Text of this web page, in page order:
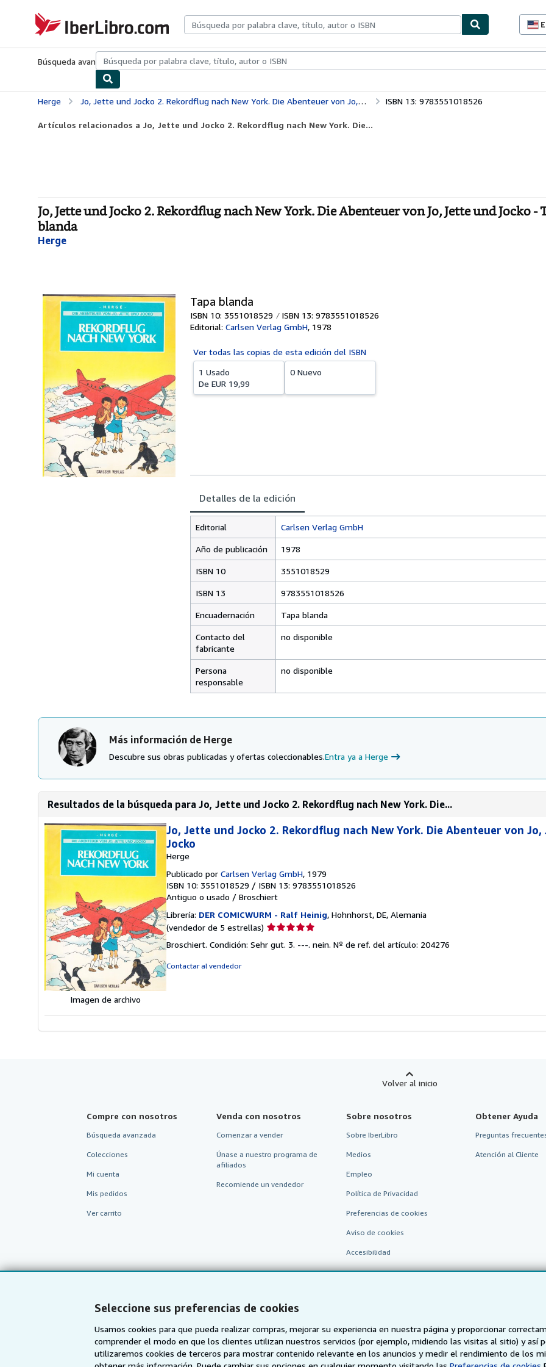
Seleccione sus preferencias de cookies
Usamos cookies para que pueda realizar compras, mejorar su experiencia en nuestra página y proporcionar
comprender el modo en que los clientes utilizan nuestros servicios (por ejemplo, midiendo las visitas al sitio) y así
utilizaremos cookies de terceros para mostrar contenido relevante en los anuncios y medir el rendimiento de los
IberLibro.com
Búsqueda avanzadaColecciones Libros antiguosArte y coleccionismo
Herge Jo, Jette und Jocko 2. Rekordflug nach New York. Die Abenteuer von Jo, Jette und Jocko ISBN 13: 9783551018526
Artículos relacionados a Jo, Jette und Jocko 2. Rekordflug nach New York. Die...
Jo, Jette und Jocko 2. Rekordflug nach New York. Die Abenteuer von Jo, Jette und Jocko -
blanda
Herge
Tapa blanda
ISBN 10: 3551018529
ISBN 13: 9783551018526
Editorial: Carlsen Verlag GmbH, 1978
Ver todas las copias de esta edición del ISBN
1 Usado
De EUR 19,99
0 Nuevo
Detalles de la edición
Editorial Carlsen Verlag GmbH
Año de publicación 1978
ISBN 10 3551018529
ISBN 13 9783551018526
Encuadernación Tapa blanda
Contacto del
fabricante
no disponible
Persona
responsable
no disponible
Más información de Herge
Descubre sus obras publicadas y ofertas coleccionables.Entra ya a Herge
Resultados de la búsqueda para Jo, Jette und Jocko 2. Rekordflug nach New York. Die...
Imagen de archivo
Jo, Jette und Jocko 2. Rekordflug nach New York. Die Abenteuer von
Jocko
Herge
Publicado por Carlsen Verlag GmbH, 1979
ISBN 10: 3551018529 / ISBN 13: 9783551018526
Antiguo o usado / Broschiert
Librería: DER COMICWURM - Ralf Heinig, Hohnhorst, DE, Alemania
(vendedor de 5 estrellas) Calificación
vendedor:
Broschiert. Condición: Sehr gut. 3. ---. nein. Nº de ref. del artículo: 204276
Contactar al vendedor
Volver al inicio
Compre con nosotros
Búsqueda avanzada
Colecciones
Mi cuenta
Mis pedidos
Ver carrito
Venda con nosotros
Comenzar a vender
Únase a nuestro programa de
afiliados
Recomiende un vendedor
Sobre nosotros
Sobre IberLibro
Medios
Empleo
Política de Privacidad
Preferencias de cookies
Aviso de cookies
Accesibilidad
Obtener Ayuda
Preguntas
Atención al Cliente
AbeBooks.com AbeBooks.co.uk AbeBooks.de AbeBooks.fr AbeBooks.it AbeBooks Aus/